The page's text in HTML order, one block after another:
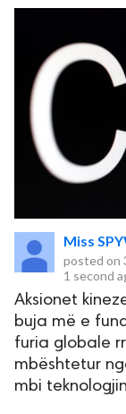
Miss
posted on
1 second
Aksionet
buja më e
furia globale
mbështetur
mbi